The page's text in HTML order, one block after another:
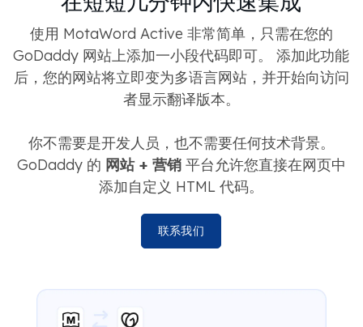
使用 MotaWord Active 非常简单，只需在您的
GoDaddy 网站上添加一小段代码即可。 添加此功能
后，您的网站将立即变为多语言网站，并开始向访问
者显示翻译版本。
你不需要是开发人员，也不需要任何技术背景。
GoDaddy 的 网站 + 营销平台允许您直接在网页中
添加自定义 HTML 代码。
联系我们